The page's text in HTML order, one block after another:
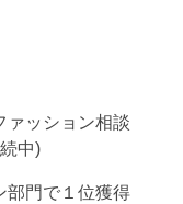
ァッション相談
中)
部門で１位獲得